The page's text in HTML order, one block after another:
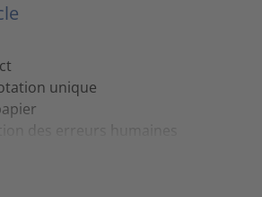
unique
des erreurs humaines